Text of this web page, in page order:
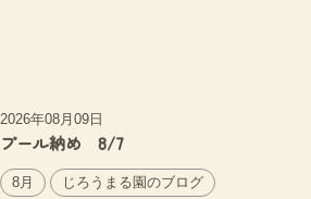
2026年08月09日
プール納め 8/7
8月 じろうまる園のブログ